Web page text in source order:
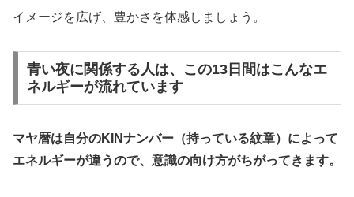
イメージを広げ、豊かさを体感しましょう。
青い夜に関係する人は、この13日間はこんなエ
ネルギーが流れています
マヤ暦は自分のKINナンバー（持っている紋章）によって
エネルギーが違うので、意識の向け方がちがってきます。